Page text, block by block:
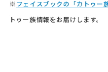
※ フェイスブックの「カトゥー
トゥー族情報をお届けします。